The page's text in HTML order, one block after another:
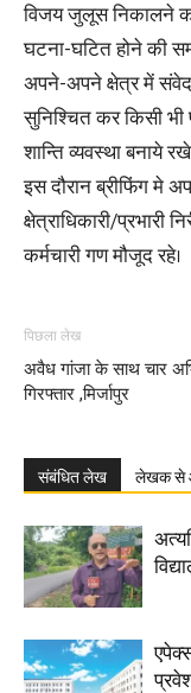
विजय जुलूस निकालने
घटना-घटित होने की
अपने-अपने क्षेत्र में
सुनिश्चित कर किसी
शान्ति व्यवस्था बनाये
इस दौरान ब्रीफिंग मे
क्षेत्राधिकारी/प्रभारी
कर्मचारी गण मौजूद रहे।
पिछला लेख
अवैध गांजा के साथ चार
गिरफ्तार ,मिर्जापुर
संबंधित लेख लेखक से